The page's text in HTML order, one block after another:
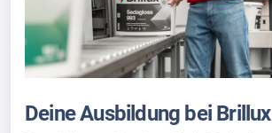
Deine Ausbildung bei Brillux